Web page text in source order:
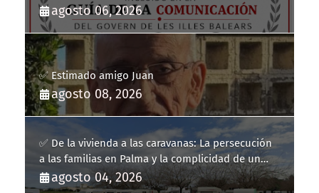
la Guía de la Comunicación del Govern de les Illes
Balears
agosto 06, 2026
✅ Estimado amigo Juan
agosto 08, 2026
✅ De la vivienda a las caravanas: La persecución
a las familias en Palma y la complicidad de un
fracaso heredado
agosto 04, 2026